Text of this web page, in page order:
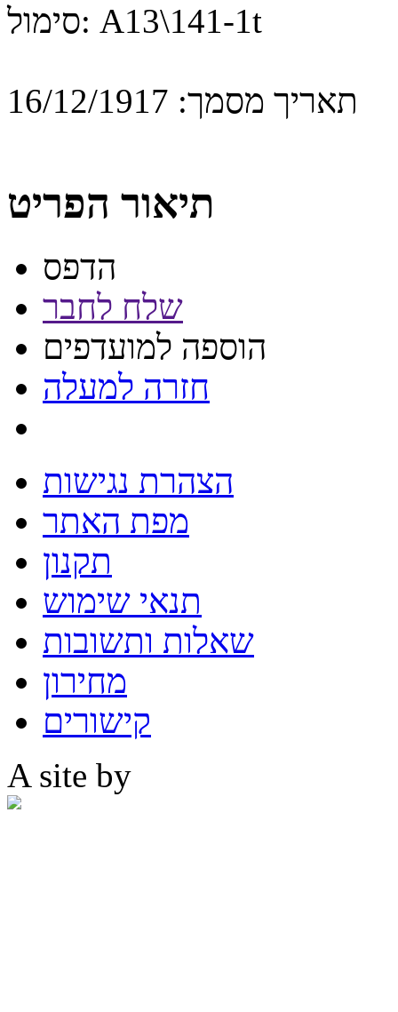
סימול: A13\141-1t
תאריך מסמך: 16/12/1917
תיאור הפריט
הדפס
שלח לחבר
הוספה למועדפים
חזרה למעלה
הצהרת נגישות
מפת האתר
תקנון
תנאי שימוש
שאלות ותשובות
מחירון
קישורים
A site by